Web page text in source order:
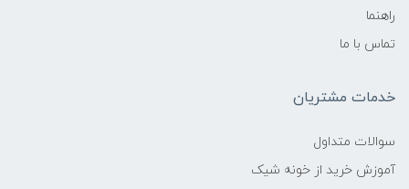
راهنما
تماس با ما
خدمات مشتریان
سوالات متداول
آموزش خرید از خونه شیک